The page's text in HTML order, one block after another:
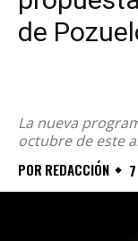
de
La nueva
octubre de este
POR REDACCIÓN